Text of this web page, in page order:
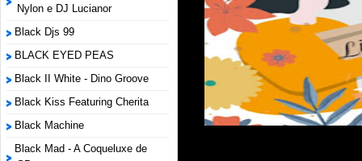
Nylon e DJ Lucianor
Black Djs 99
BLACK EYED PEAS
Black II White - Dino Groove
Black Kiss Featuring Cherita
Black Machine
Black Mad - A Coqueluxe de